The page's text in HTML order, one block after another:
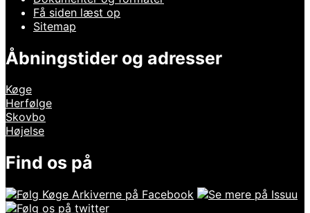
Få siden læst op
Sitemap
Åbningstider og adresser
Køge
Herfølge
Skovbo
Højelse
Find os på